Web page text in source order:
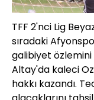
TFF 2'nci Lig
sıradaki
galibiyet özlemini
Altay'da kaleci
hakkı kazandı.